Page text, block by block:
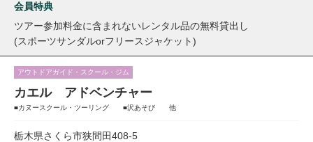
会員特典
ツアー参加料金に含まれないレンタル品の無料貸出し
(スポーツサンダルorフリースジャケット)
アウトドアガイド・スクール・ジム
カエル アドベンチャー
■カヌースクール・ツーリング ■沢あそび 他
栃木県さくら市狭間田408-5